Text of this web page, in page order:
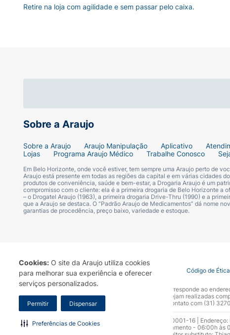
Cookies: O site da Araujo utiliza cookies
para melhorar sua experiência e oferecer
serviços personalizados.
Permitir Dispensar
Preferências de Cookies
Sobre a Araujo
Sobre a Araujo Araujo Manipulação Aplicativo
Lojas
Programa Araujo Médico Trabalhe Conosco
Em Belo Horizonte, onde você estiver, tem sempre uma Araujo perto de
Araujo está presente em todas as regiões da capital e em várias cidades
produtos de conveniência, saúde e bem-estar, a Drogaria Araujo é um
compromisso com o cliente: ela é a primeira drogaria de Belo Horizonte
– o Drogatel Araujo (1963), a primeira drogaria Drive-Thru (1990) e a
que a Araujo se destaca. O “Padrão Araujo de Medicamentos” dá nome
garantias de procedência, preço baixo, variedade e estoque.
Retire na loja com agilidade e sem passar pelo caixa.
Termo de Uso Portal da Privacidade Covid-19 Código de
A Drogaria Araujo S/A informa que o seu site oficial corresponde ao
marca. Para sua segurança recomendamos que não sejam realizadas
Araujo S.A. Em caso de dúvidas, gentileza entrar em contato com (31)
Razão Social: Drogaria Araujo S.A | CNPJ: 17.256.512.0001-16 |
0300.313.1010 e (31) 3270-5000 Horário de funcionamento - 06:00h às